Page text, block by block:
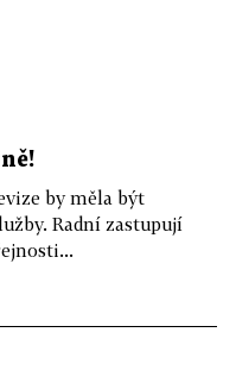
by měla být
Radní zastupují